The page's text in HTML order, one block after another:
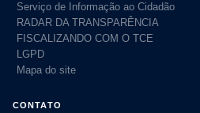
Serviço de Informação ao Cidadão
RADAR DA TRANSPARÊNCIA
FISCALIZANDO COM O TCE
LGPD
Mapa do site
CONTATO